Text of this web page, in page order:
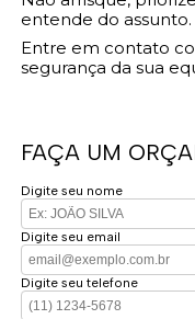
entende do assunto.
Entre em contato
segurança da sua
FAÇA UM
Digite seu nome
Digite seu email
Digite seu telefone